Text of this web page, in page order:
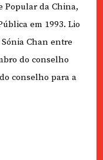
Popular da China,
em 1993. Lio
Chan entre
do conselho
conselho para a